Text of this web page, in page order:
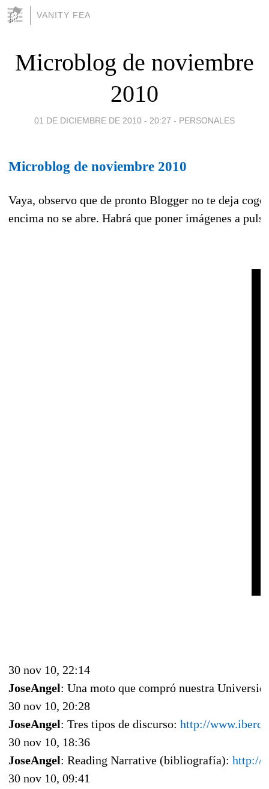
VANITY FEA
Microblog de noviembre
2010
01 DE DICIEMBRE DE 2010 - 20:27 - PERSONALES
Microblog de noviembre 2010
Vaya, observo que de pronto Blogger no te deja
encima no se abre. Habrá que poner imágenes a
30 nov 10, 22:14
JoseAngel: Una moto que compró nuestra
30 nov 10, 20:28
JoseAngel: Tres tipos de discurso: http://
30 nov 10, 18:36
JoseAngel: Reading Narrative (bibliografía): http://
30 nov 10, 09:41